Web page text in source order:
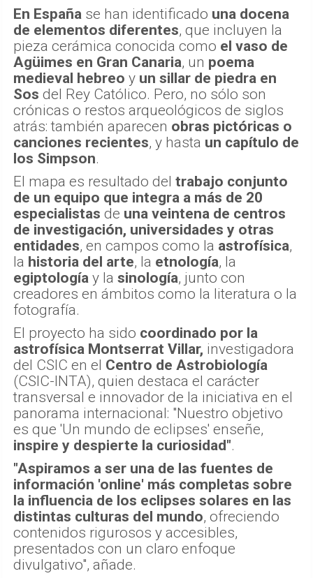
En España se han identificado una docena
de elementos diferentes, que incluyen la
pieza cerámica conocida como el vaso de
Agüimes en Gran Canaria, un poema
medieval hebreo y un sillar de piedra en
Sos del Rey Católico. Pero, no sólo son
crónicas o restos arqueológicos de siglos
atrás: también aparecen obras pictóricas o
canciones recientes, y hasta un capítulo de
los Simpson.
El mapa es resultado del trabajo conjunto
de un equipo que integra a más de 20
especialistas de una veintena de centros
de investigación, universidades y otras
entidades, en campos como la astrofísica,
la historia del arte, la etnología, la
egiptología y la sinología, junto con
creadores en ámbitos como la literatura o la
fotografía.
El proyecto ha sido coordinado por la
astrofísica Montserrat Villar, investigadora
del CSIC en el Centro de Astrobiología
(CSIC-INTA), quien destaca el carácter
transversal e innovador de la iniciativa en el
panorama internacional: "Nuestro objetivo
es que 'Un mundo de eclipses' enseñe,
inspire y despierte la curiosidad".
"Aspiramos a ser una de las fuentes de
información 'online' más completas sobre
la influencia de los eclipses solares en las
distintas culturas del mundo, ofreciendo
contenidos rigurosos y accesibles,
presentados con un claro enfoque
divulgativo", añade.